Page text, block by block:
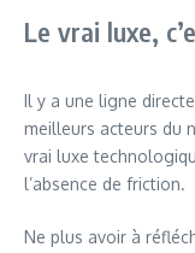
Le vrai luxe,
Il y a une ligne
meilleurs acteurs du
vrai luxe
l’absence de friction.
Ne plus avoir à